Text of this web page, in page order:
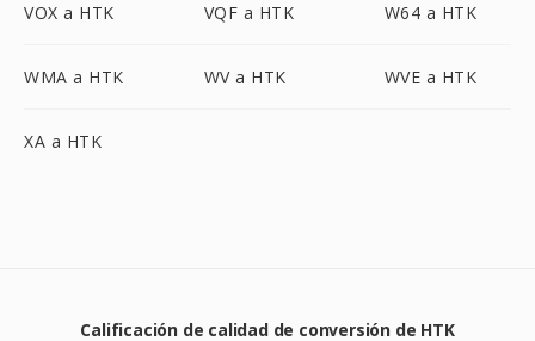
VOX a HTK VQF a HTK W64 a HTK
WMA a HTK WV a HTK WVE a HTK
XA a HTK
Calificación de calidad de conversión de HTK